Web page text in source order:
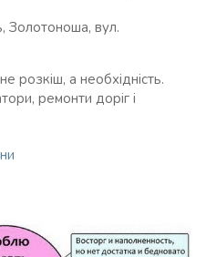
Золотоноша, вул.
розкіш, а необхідність.
ремонти доріг і